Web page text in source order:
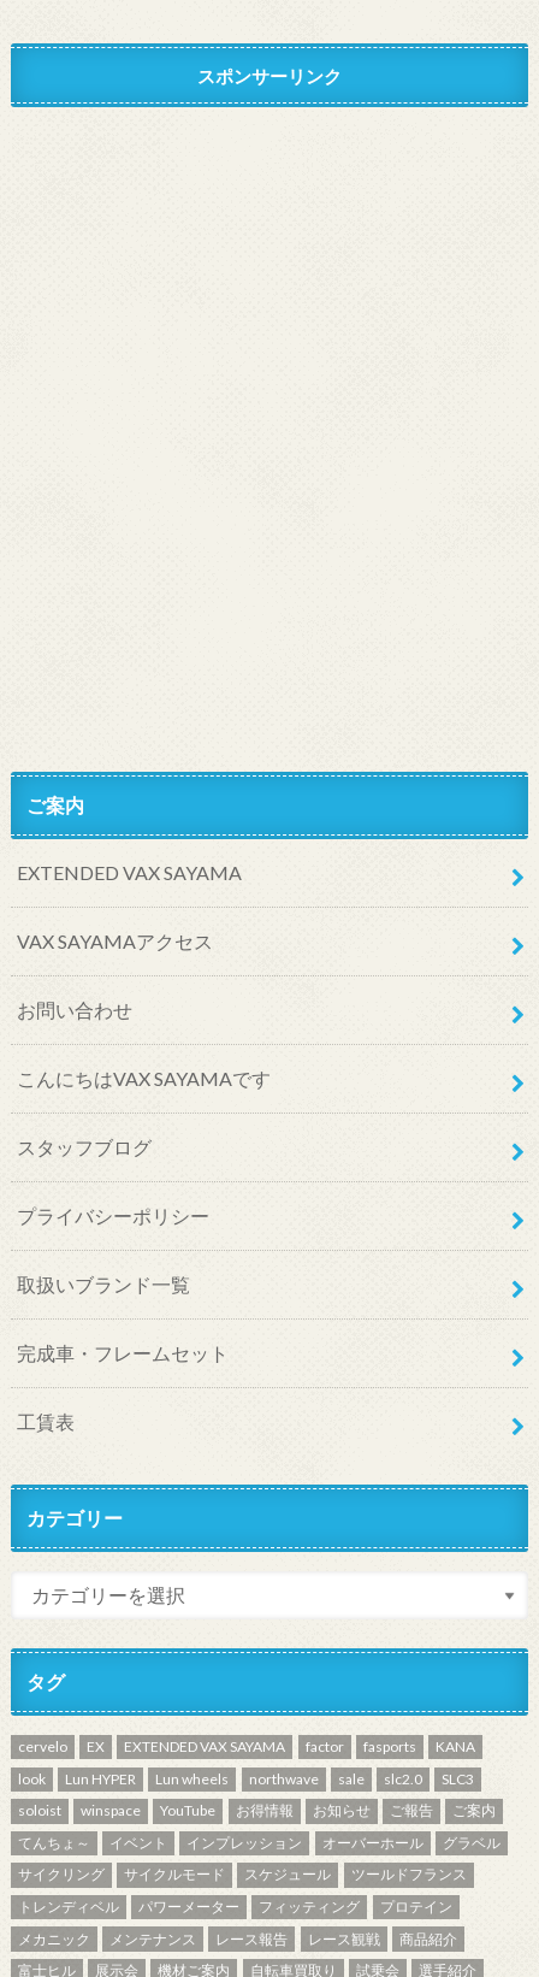
スポンサーリンク
ご案内
EXTENDED VAX SAYAMA
VAX SAYAMAアクセス
お問い合わせ
こんにちはVAX SAYAMAです
スタッフブログ
プライバシーポリシー
取扱いブランド一覧
完成車・フレームセット
工賃表
カテゴリー
タグ
cervelo EX EXTENDED VAX SAYAMA factor fasports
KANA
look
Lun HYPER Lun wheels northwave sale slc2.0
SLC3
soloist
winspace YouTube お得情報 お知らせ ご報告
ご案内
てんちょ～
イベント インプレッション オーバーホール
グラベル
サイクリング
サイクルモード スケジュール
ツールドフランス
トレンディベル
パワーメーター フィッティング
プロテイン
メカニック
メンテナンス レース報告 レース観戦
商品紹介
富士ヒル
展示会 機材ご案内 自転車買取り 試乗会 選手紹介